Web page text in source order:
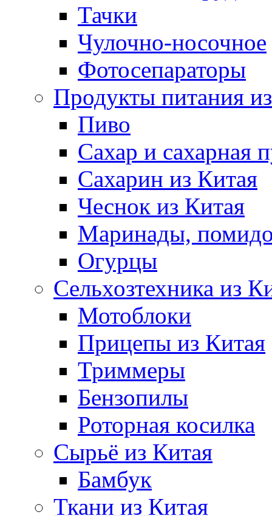
Тачки
Чулочно-носочное
Фотосепараторы
Продукты питания
Пиво
Сахар и сахарная
Сахарин из Китая
Чеснок из Китая
Маринады,
Огурцы
Сельхозтехника из
Мотоблоки
Прицепы из Китая
Триммеры
Бензопилы
Роторная косилка
Сырьё из Китая
Бамбук
Ткани из Китая